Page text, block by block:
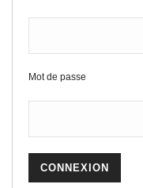
Mot de passe